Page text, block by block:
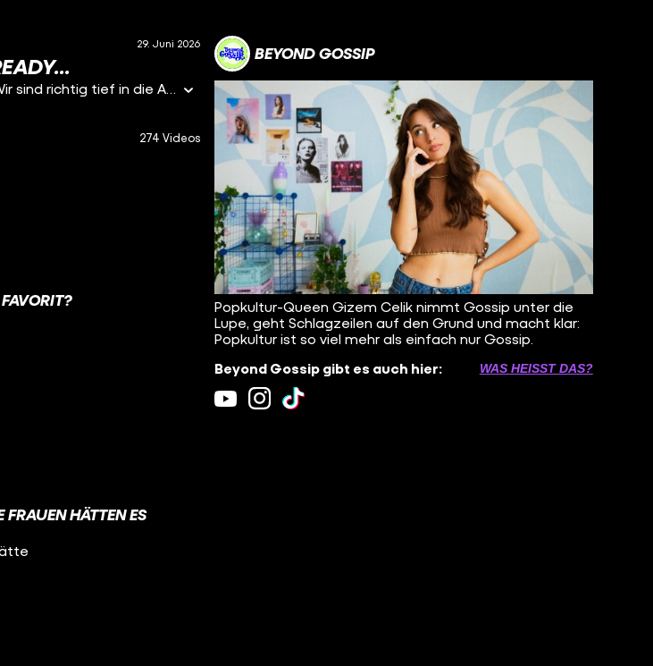
BEYOND GOSSIP
Popkultur-Queen Gizem Celik nimmt Gossip unter die
Lupe, geht Schlagzeilen auf den Grund und macht klar:
Popkultur ist so viel mehr als einfach nur Gossip.
Beyond Gossip gibt es auch hier:
WAS HEISST DAS?
29. Juni 2026
Am Dienstag, den 28.04., geht unserer neuer YouTube-Deepdive online!! Wir sind richtig tief in die Anfänge von TikTok-Deutschland abgetaucht und haben uns den kompletten RISE - and FALL? - von TikTok Deutschland angeguckt. In EXKLUSIVEN INTERVIEWS mit Kimisinamood, Flobroo, Dalia, Karim Jamael, Lea Pietsch und Herr Anwalt kommen Geschichten ans Licht, die bisher so noch niemand erzählt hat: über Druck, Identitätsverlust, mentale Krisen und die große Frage: Wer bin ich eigentlich noch ohne TikTok? Abonniert den Kanal und aktiviert die Glocke, um nichts zu verpassen! ✨
274 Videos
HÄTTEN ES